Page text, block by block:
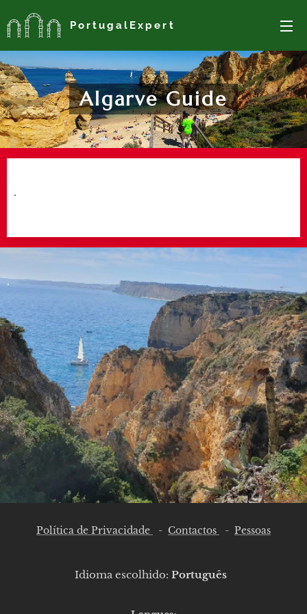
PortugalExpert
Algarve Guide
.
.
Política de Privacidade - Contactos - Pessoas
Idioma escolhido: Português